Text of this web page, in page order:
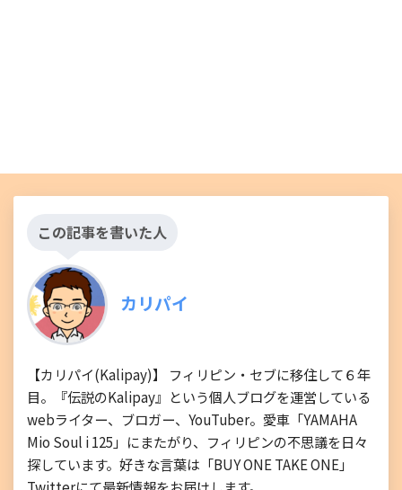
この記事を書いた人
カリパイ
【カリパイ(Kalipay)】 フィリピン・セブに移住して６年
目。『伝説のKalipay』という個人ブログを運営している
webライター、ブロガー、YouTuber。愛車「YAMAHA
Mio Soul i 125」にまたがり、フィリピンの不思議を日々
探しています。好きな言葉は「BUY ONE TAKE ONE」